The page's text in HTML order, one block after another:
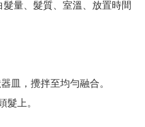
量、髮質、室溫、放置時間
皿，攪拌至均勻融合。
髮上。